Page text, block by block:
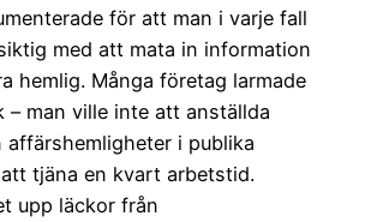
för att man i varje fall
med att mata in information
hemlig. Många företag larmade
– man ville inte att anställda
affärshemligheter i publika
tjäna en kvart arbetstid.
upp läckor från